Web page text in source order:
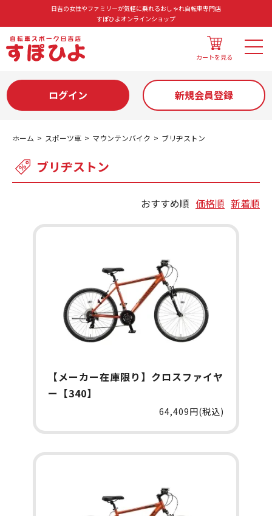
日吉の女性やファミリーが気軽に乗れるおしゃれ自転車専門店
すぽひよオンラインショップ
カートを見る
ログイン 新規会員登録
ホーム スポーツ車 マウンテンバイク ブリヂストン
ブリヂストン
おすすめ順 価格順 新着順
【メーカー在庫限り】クロスファイヤ
ー【340】
64,409円(税込)